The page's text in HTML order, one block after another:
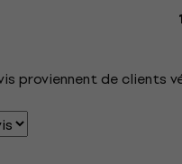
1
proviennent de clients